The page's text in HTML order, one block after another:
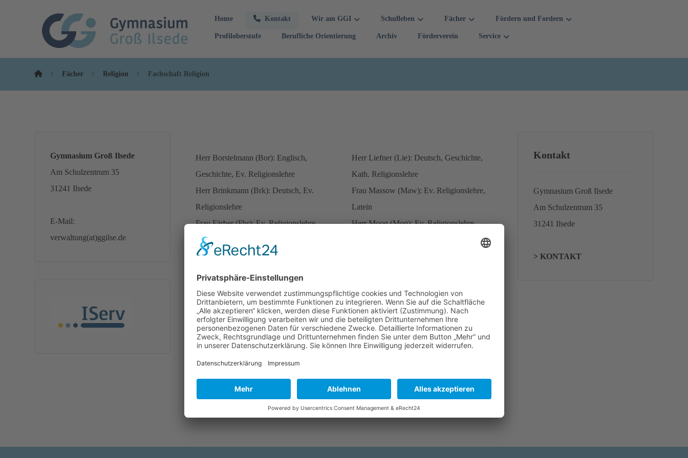
Home Kontakt Wir am GGI Schulleben Fächer Fördern und Fordern
Profiloberstufe Berufliche Orientierung Archiv Förderverein Service
Fächer Religion Fachschaft Religion
Gymnasium Groß Ilsede
Am Schulzentrum 35
31241 Ilsede
E-Mail:
verwaltung(at)ggilse.de
Herr Borstelmann (Bor): Englisch,
Geschichte, Ev. Religionslehre
Herr Brinkmann (Brk): Deutsch, Ev.
Religionslehre
Frau Färber (Fbr): Ev. Religionslehre,
Geschichte
Frau Hääl (Häl): Ev. Religionslehre
Deutsch
Herr Kropf (Kpf): Deutsch, Kath.
Religionslehre
Frau Lechlein (Lch): Deutsch, DS, Ev.
Herr Liefner (Lie): Deutsch, Geschichte,
Kath. Religionslehre
Frau Massow (Maw): Ev. Religionslehre,
Latein
Herr Moog (Mog): Ev. Religionslehre,
Frau Schulz (Slz): Ev. Religionslehre,
Musik, Deutsch
Kontakt
Gymnasium Groß Ilsede
Am Schulzentrum 35
31241 Ilsede
> KONTAKT